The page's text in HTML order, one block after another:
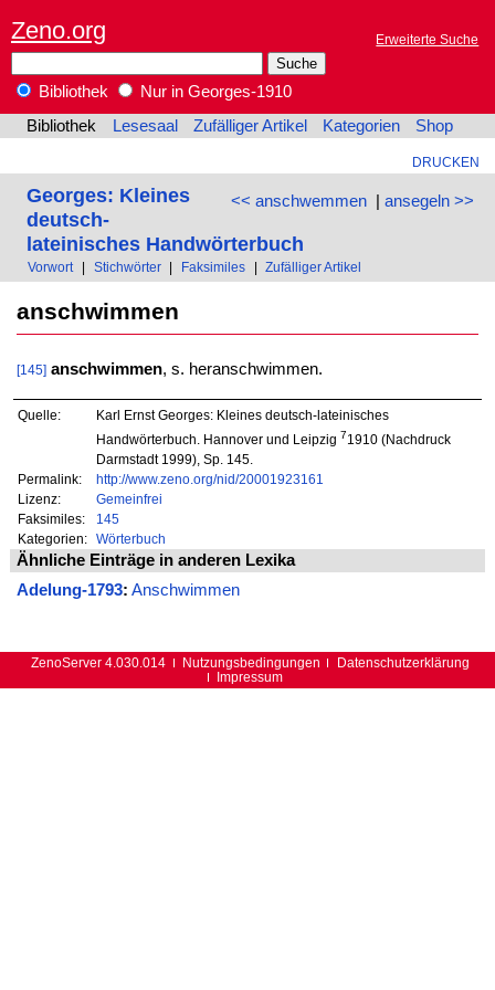
Zeno.org Erweiterte Suche
Bibliothek
Nur in Georges-1910
Bibliothek
Lesesaal Zufälliger Artikel Kategorien Shop
DRUCKEN
<< anschwemmen| ansegeln >>
Georges: Kleines
deutsch-
lateinisches Handwörterbuch
Vorwort Stichwörter Faksimiles Zufälliger Artikel
anschwimmen
[145] anschwimmen, s. heranschwimmen.
Quelle:
Karl Ernst Georges: Kleines deutsch-lateinisches
Handwörterbuch. Hannover und Leipzig 71910 (Nachdruck
Darmstadt 1999), Sp. 145.
Permalink:
http://www.zeno.org/nid/20001923161
Lizenz:
Gemeinfrei
Faksimiles:
145
Kategorien:
Wörterbuch
Ähnliche Einträge in anderen Lexika
Adelung-1793: Anschwimmen
ZenoServer 4.030.014 Nutzungsbedingungen
Datenschutzerklärung
Impressum